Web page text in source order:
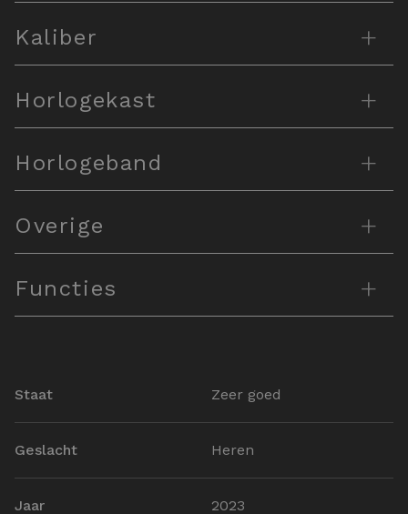
Kaliber +
Horlogekast +
Horlogeband +
Overige +
Functies +
Staat Zeer goed
Geslacht Heren
Jaar 2023